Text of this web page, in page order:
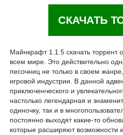
СКАЧАТЬ
Майнкрафт 1.1.5 скачать торрент
всем мире. Это действительно
песочниц не только в своем
игровой индустрии. В данной
приключенческого и
настолько легендарная и
одиночку, так и в
постоянно выходят какие-то
которые расширяют возможности